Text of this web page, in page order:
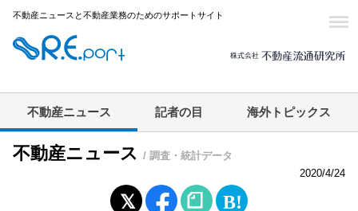
不動産ニュースと不動産業務のためのサポートサイト
不動産ニュース 記者の目 海外トピックス
不動産ニュース / 調査・統計データ
2020/4/24